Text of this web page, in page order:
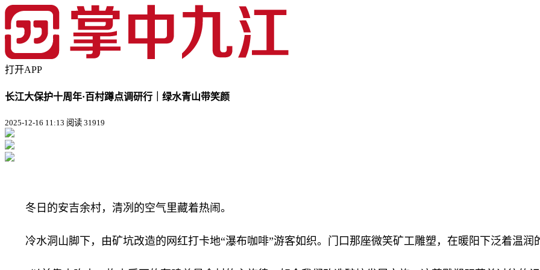
打开APP
长江大保护十周年·百村蹲点调研行｜绿水青山带笑颜
2025-12-16 11:13 阅读 31919
冬日的安吉余村，清冽的空气里藏着热闹。
冷水洞山脚下，由矿坑改造的网红打卡地“瀑布咖啡”游客如织。门口那座微笑矿工雕塑，在暖阳下泛着温润